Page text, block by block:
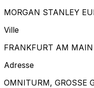
MORGAN STANLEY
Ville
FRANKFURT AM MAIN
Adresse
OMNITURM, GROSSE